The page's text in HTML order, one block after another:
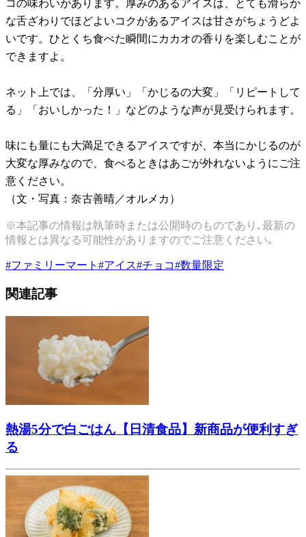
コの味わいがあります。厚みのあるアイスは、とても滑らか
な舌ざわりでほどよいコクがあるアイスは甘さがちょうどよ
いです。ひとくち食べた瞬間にカカオの香りを楽しむことが
できますよ。
ネット上では、「分厚い」「かじるの大変」「リピートして
る」「おいしかった！」などのような声が見受けられます。
味にも量にも大満足できるアイスですが、本当にかじるのが
大変な厚みなので、食べるときはあごが外れないようにご注
意ください。
（文・写真：奈古善晴／オルメカ）
※本記事の情報は執筆時または公開時のものであり､最新の
情報とは異なる可能性がありますのでご注意ください｡
#ファミリーマート #アイス#チョコ#数量限定
関連記事
熱湯5分で白ごはん【日清食品】新商品が便利すぎ
る